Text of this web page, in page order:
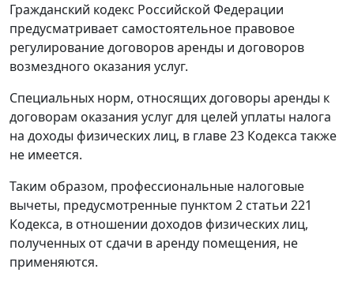
Гражданский кодекс Российской Федерации
предусматривает самостоятельное правовое
регулирование договоров аренды и договоров
возмездного оказания услуг.
Специальных норм, относящих договоры аренды к
договорам оказания услуг для целей уплаты налога
на доходы физических лиц, в главе 23 Кодекса также
не имеется.
Таким образом, профессиональные налоговые
вычеты, предусмотренные пунктом 2 статьи 221
Кодекса, в отношении доходов физических лиц,
полученных от сдачи в аренду помещения, не
применяются.